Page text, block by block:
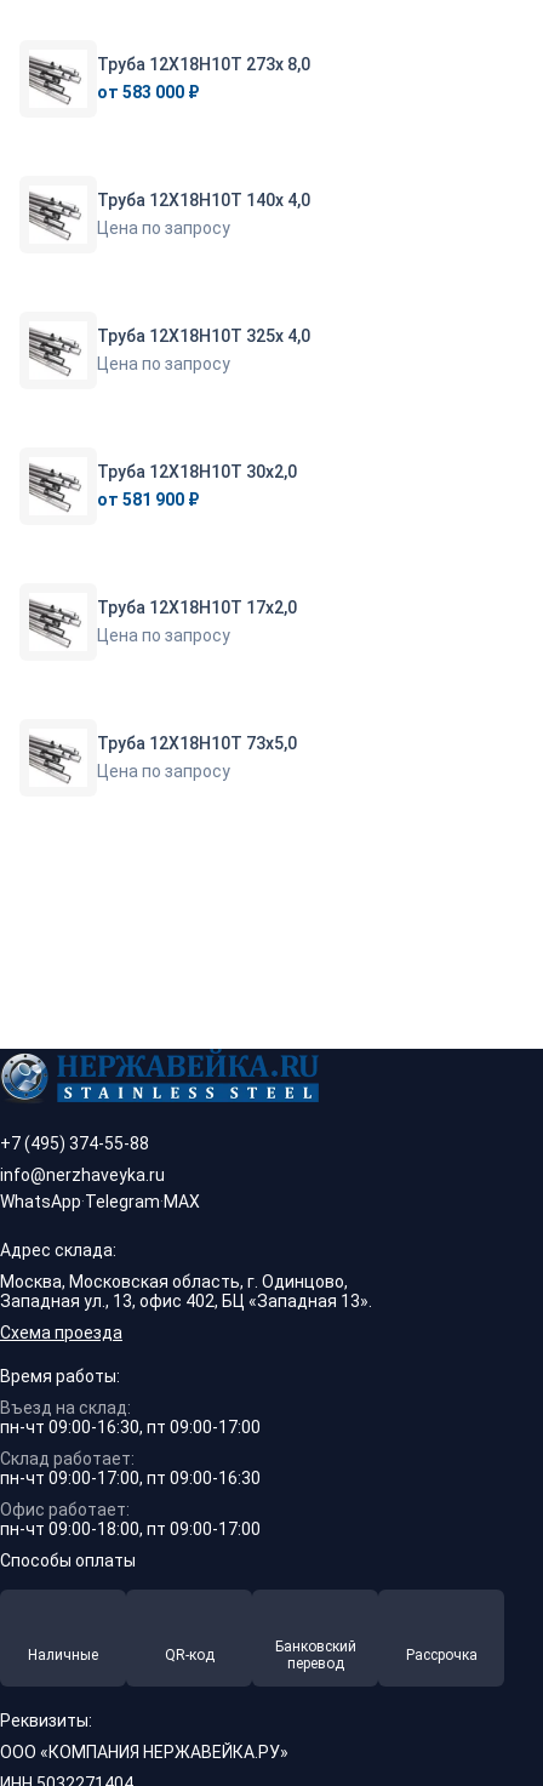
Труба 12Х18Н10Т 273х 8,0
от 583 000 ₽
Труба 12Х18Н10Т 140х 4,0
Цена по запросу
Труба 12Х18Н10Т 325х 4,0
Цена по запросу
Труба 12Х18Н10Т 30х2,0
от 581 900 ₽
Труба 12Х18Н10Т 17х2,0
Цена по запросу
Труба 12Х18Н10Т 73х5,0
Цена по запросу
+7 (495) 374-55-88
info@nerzhaveyka.ru
WhatsApp·Telegram·MAX
Адрес склада:
Москва, Московская область, г. Одинцово,
Западная ул., 13, офис 402, БЦ «Западная 13».
Схема проезда
Время работы:
Въезд на склад:
пн-чт 09:00-16:30, пт 09:00-17:00
Склад работает:
пн-чт 09:00-17:00, пт 09:00-16:30
Офис работает:
пн-чт 09:00-18:00, пт 09:00-17:00
Способы оплаты
Наличные QR-код
Банковский
перевод
Рассрочка
Реквизиты:
ООО «КОМПАНИЯ НЕРЖАВЕЙКА.РУ»